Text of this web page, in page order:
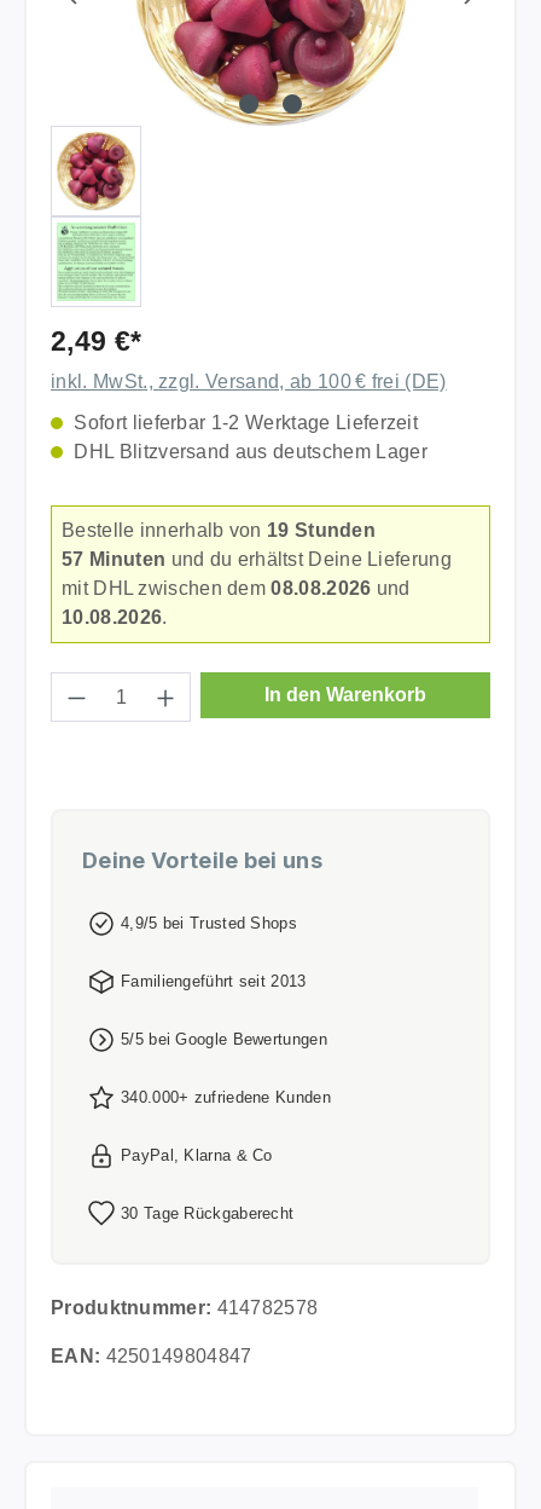
2,49 €*
inkl. MwSt., zzgl. Versand, ab 100 € frei (DE)
Sofort lieferbar 1-2 Werktage Lieferzeit
DHL Blitzversand aus deutschem Lager
Bestelle innerhalb von 19 Stunden
57 Minuten und du erhältst Deine Lieferung
mit DHL zwischen dem08.08.2026 und
10.08.2026.
Produkt Anzahl: Gib den gewünschten
In den Warenkorb
Deine Vorteile bei uns
4,9/5 bei Trusted Shops
Familiengeführt seit 2013
5/5 bei Google Bewertungen
340.000+ zufriedene Kunden
PayPal, Klarna & Co
30 Tage Rückgaberecht
Produktnummer: 414782578
EAN: 4250149804847